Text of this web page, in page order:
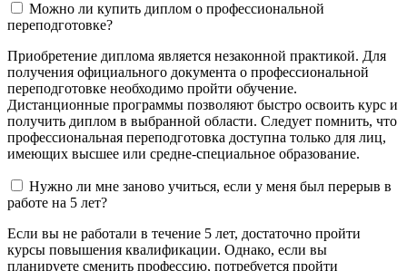
Можно ли купить диплом о профессиональной
переподготовке?
Приобретение диплома является незаконной практикой. Для
получения официального документа о профессиональной
переподготовке необходимо пройти обучение.
Дистанционные программы позволяют быстро освоить курс и
получить диплом в выбранной области. Следует помнить, что
профессиональная переподготовка доступна только для лиц,
имеющих высшее или средне-специальное образование.
Нужно ли мне заново учиться, если у меня был перерыв в
работе на 5 лет?
Если вы не работали в течение 5 лет, достаточно пройти
курсы повышения квалификации. Однако, если вы
планируете сменить профессию, потребуется пройти